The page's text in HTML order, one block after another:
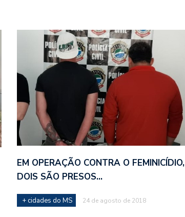
EM OPERAÇÃO CONTRA O FEMINICÍDIO,
DOIS SÃO PRESOS…
+ cidades do MS 24 de agosto de 2018